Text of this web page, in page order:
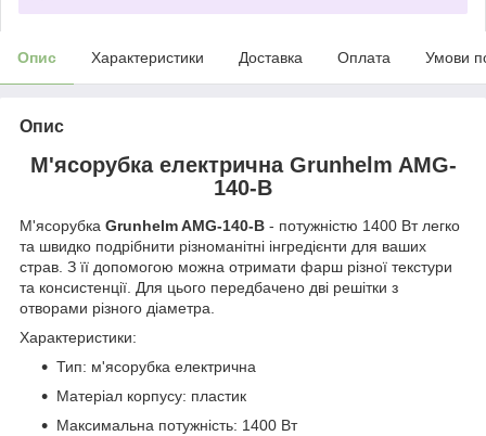
Опис Характеристики Доставка Оплата Умови
Опис
М'ясорубка електрична Grunhelm AMG-
140-B
М'ясорубка Grunhelm AMG-140-B - потужністю 1400 Вт легко
та швидко подрібнити різноманітні інгредієнти для ваших
страв. З її допомогою можна отримати фарш різної текстури
та консистенції. Для цього передбачено дві решітки з
отворами різного діаметра.
Характеристики:
Тип: м'ясорубка електрична
Матеріал корпусу: пластик
Максимальна потужність: 1400 Вт